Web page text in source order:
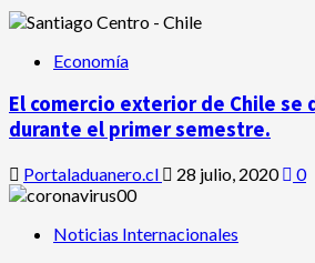
Economía
El comercio exterior de Chile se
durante el primer semestre.
Portaladuanero.cl 28 julio, 2020 0
Noticias Internacionales